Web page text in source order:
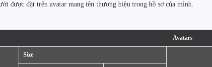
được đặt trên avatar mang tên thương hiệu trong hồ sơ của mình.
Avatars
Size